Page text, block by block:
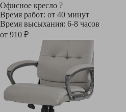
Офисное кресло ?
Время работ: от 40 минут
Время высыхания: 6-8 часов
от 910 ₽